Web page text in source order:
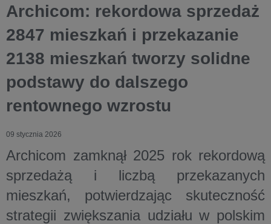
Archicom: rekordowa sprzedaż
2847 mieszkań i przekazanie
2138 mieszkań tworzy solidne
podstawy do dalszego
rentownego wzrostu
09 stycznia 2026
Archicom zamknął 2025 rok rekordową
sprzedażą i liczbą przekazanych
mieszkań, potwierdzając skuteczność
strategii zwiększania udziału w polskim